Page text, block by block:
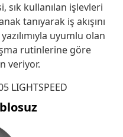
sık kullanılan işlevleri
tanıyarak iş akışını
uyumlu olan
rutinlerine göre
veriyor.
LIGHTSPEED